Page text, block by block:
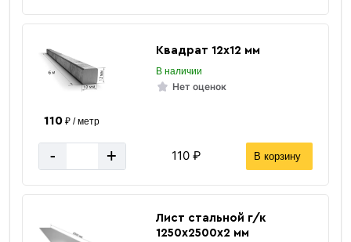
Квадрат 12х12 мм
В наличии
Нет оценок
110₽ / метр
- + 110 ₽ В корзину
Лист стальной г/к
1250х2500х2 мм
«В корзину»
«Быстрый заказ»